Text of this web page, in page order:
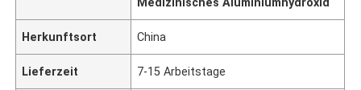
Herkunftsort China
Lieferzeit 7-15 Arbeitstage